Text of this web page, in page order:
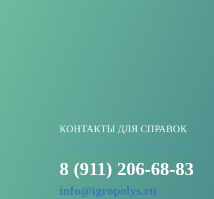
КОНТАКТЫ ДЛЯ СПРАВОК
8 (911) 206-68-83
info@igropolys.ru